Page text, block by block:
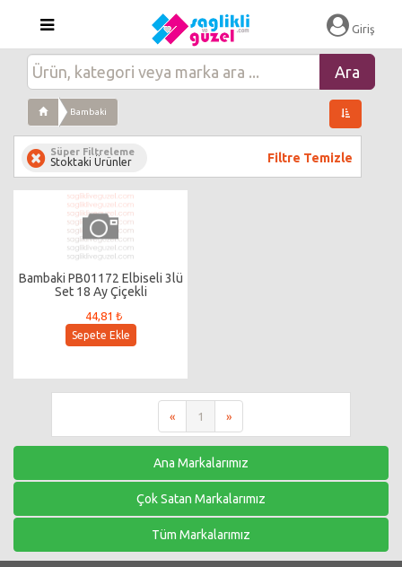
Giriş
Bambaki
Süper Filtreleme
Stoktaki Ürünler Filtre Temizle
Bambaki PB01172 Elbiseli 3lü
Set 18 Ay Çiçekli
44,81 ₺
Sepete Ekle
« 1 »
Ana Markalarımız
Çok Satan Markalarımız
Tüm Markalarımız